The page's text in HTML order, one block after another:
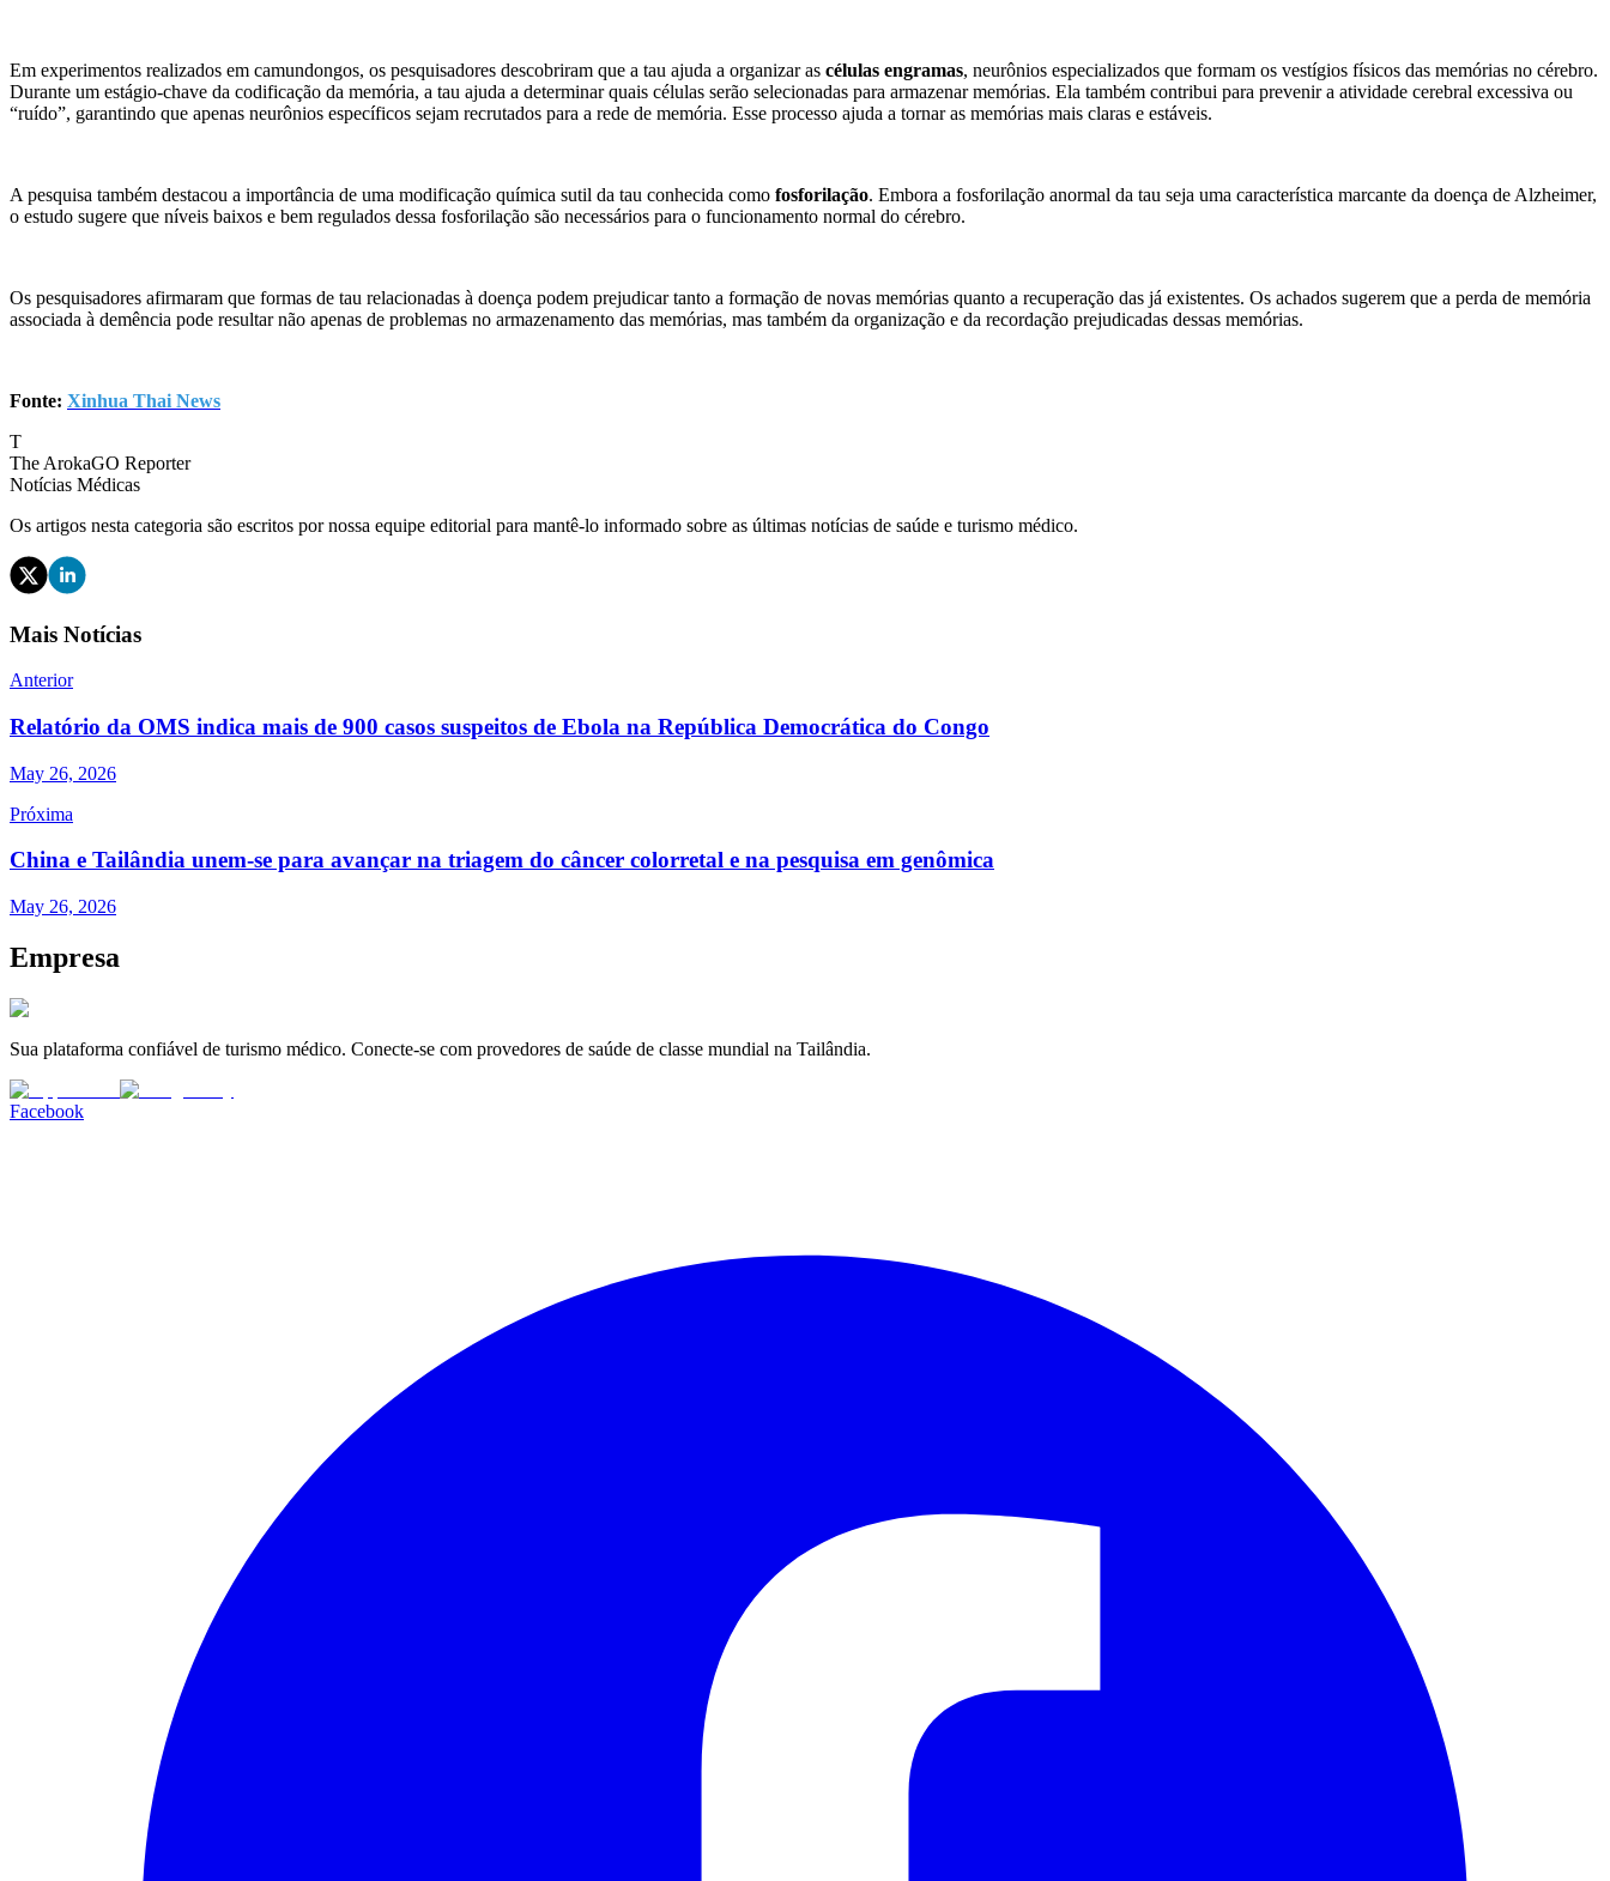
Em experimentos realizados em camundongos, os pesquisadores descobriram que a tau ajuda a organizar as células engramas, neurônios especializados que formam os vestígios físicos das memórias no cérebro.
Durante um estágio-chave da codificação da memória, a tau ajuda a determinar quais células serão selecionadas para armazenar memórias. Ela também contribui para prevenir a atividade cerebral excessiva ou
“ruído”, garantindo que apenas neurônios específicos sejam recrutados para a rede de memória. Esse processo ajuda a tornar as memórias mais claras e estáveis.
A pesquisa também destacou a importância de uma modificação química sutil da tau conhecida como fosforilação. Embora a fosforilação anormal da tau seja uma característica marcante da doença de Alzheimer,
o estudo sugere que níveis baixos e bem regulados dessa fosforilação são necessários para o funcionamento normal do cérebro.
Os pesquisadores afirmaram que formas de tau relacionadas à doença podem prejudicar tanto a formação de novas memórias quanto a recuperação das já existentes. Os achados sugerem que a perda de memória
associada à demência pode resultar não apenas de problemas no armazenamento das memórias, mas também da organização e da recordação prejudicadas dessas memórias.
Fonte: Xinhua Thai News
T
The ArokaGO Reporter
Notícias Médicas
Os artigos nesta categoria são escritos por nossa equipe editorial para mantê-lo informado sobre as últimas notícias de saúde e turismo médico.
Mais Notícias
Anterior
Relatório da OMS indica mais de 900 casos suspeitos de Ebola na República Democrática do Congo
May 26, 2026
Próxima
China e Tailândia unem-se para avançar na triagem do câncer colorretal e na pesquisa em genômica
May 26, 2026
Empresa
Sua plataforma confiável de turismo médico. Conecte-se com provedores de saúde de classe mundial na Tailândia.
Facebook